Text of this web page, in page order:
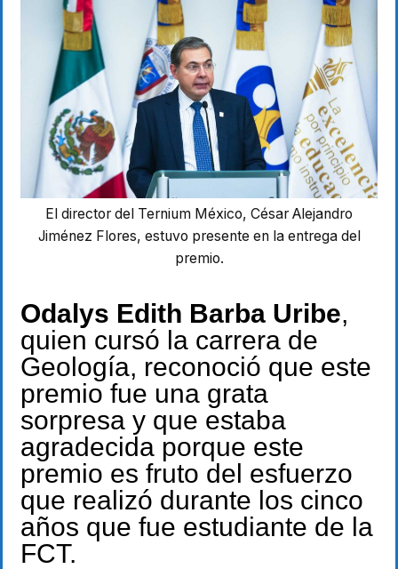
El director del Ternium México, César Alejandro
Jiménez Flores, estuvo presente en la entrega del
premio.
Odalys Edith Barba Uribe,
quien cursó la carrera de
Geología, reconoció que este
premio fue una grata
sorpresa y que estaba
agradecida porque este
premio es fruto del esfuerzo
que realizó durante los cinco
años que fue estudiante de la
FCT.